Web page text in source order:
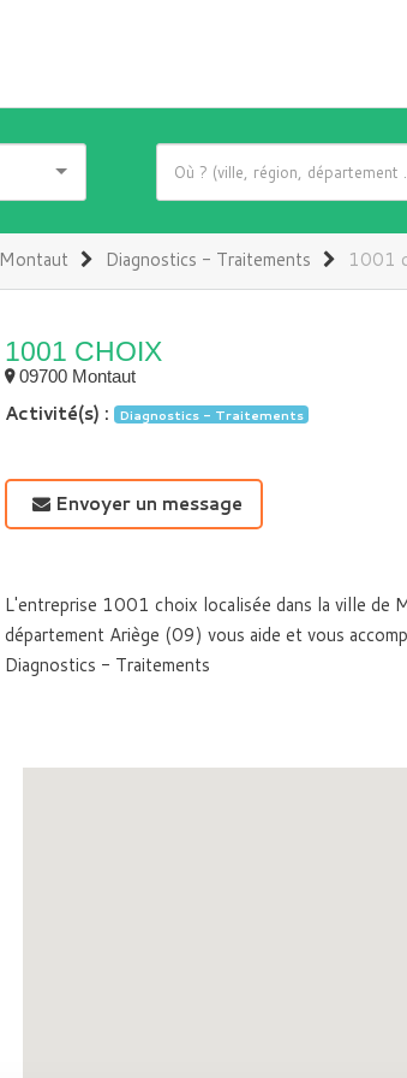
Montaut Diagnostics - Traitements 1001
1001 CHOIX
09700 Montaut
Activité(s) : Diagnostics - Traitements
Envoyer un message
L'entreprise 1001 choix localisée dans la ville
département Ariège (09) vous aide et vous
Diagnostics - Traitements